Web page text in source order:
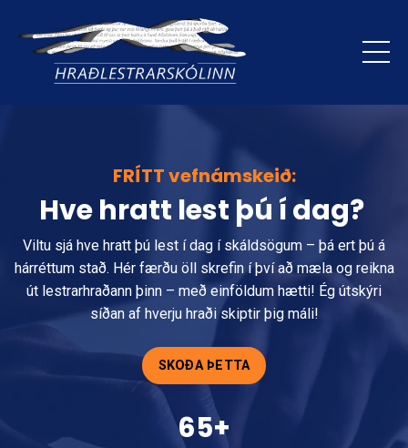
FRÍTT vefnámskeið:
Hve hratt lest þú í dag?
Viltu sjá hve hratt þú lest í dag í skáldsögum – þá ert þú á
hárréttum stað. Hér færðu öll skrefin í því að mæla og reikna
út lestrarhraðann þinn – með einföldum hætti! Ég útskýri
síðan af hverju hraði skiptir þig máli!
SKOÐA ÞETTA
65+